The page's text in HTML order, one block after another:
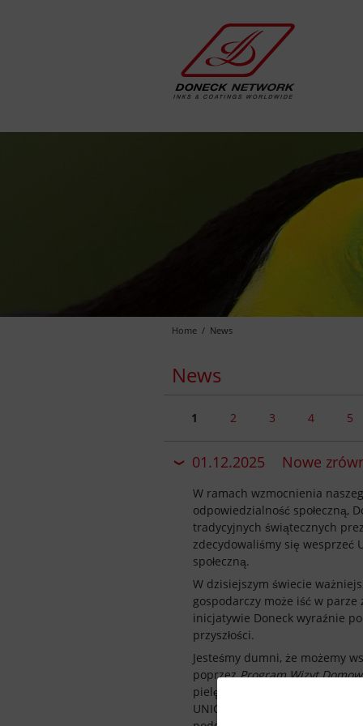
Home News
News
1 2 3 4 5
01.12.2025 Nowe
W ramach wzmocnienia
odpowiedzialność społeczną,
tradycyjnych świątecznych
zdecydowaliśmy się wesprzeć
społeczną.
W dzisiejszym świecie
gospodarczy może iść w parze
inicjatywie Doneck wyraźnie
przyszłości.
Jesteśmy dumni, że możemy
poprzezProgram Wizyt
pielęgniarek i pracowników
UNICEF ściśle współpracuje z